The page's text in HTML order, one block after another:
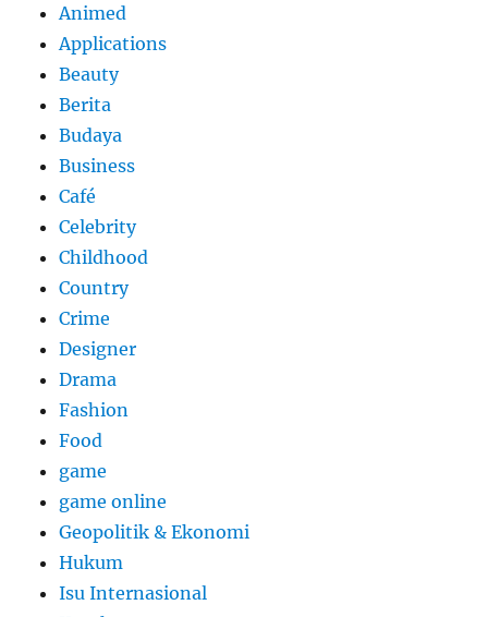
Animed
Applications
Beauty
Berita
Budaya
Business
Café
Celebrity
Childhood
Country
Crime
Designer
Drama
Fashion
Food
game
game online
Geopolitik & Ekonomi
Hukum
Isu Internasional